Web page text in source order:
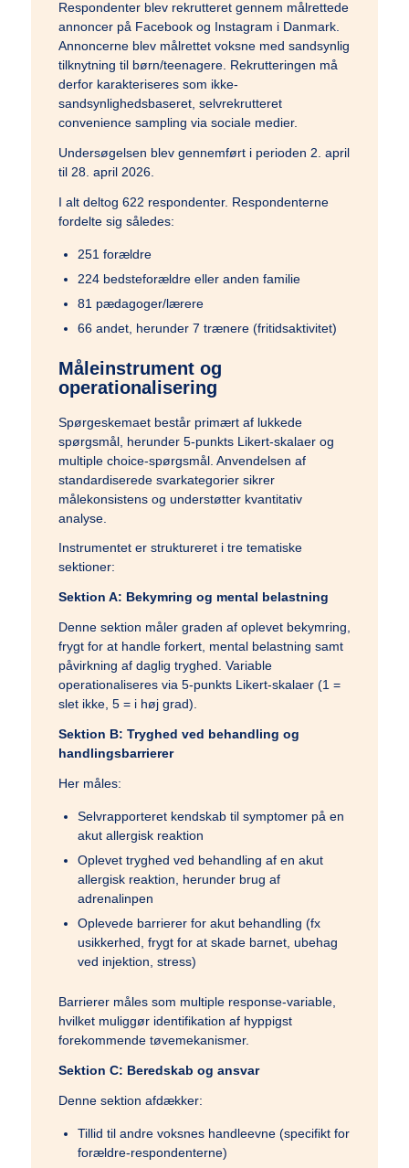
Respondenter blev rekrutteret gennem målrettede
annoncer på Facebook og Instagram i Danmark.
Annoncerne blev målrettet voksne med sandsynlig
tilknytning til børn/teenagere. Rekrutteringen må
derfor karakteriseres som ikke-
sandsynlighedsbaseret, selvrekrutteret
convenience sampling via sociale medier.
Undersøgelsen blev gennemført i perioden 2. april
til 28. april 2026.
I alt deltog 622 respondenter. Respondenterne
fordelte sig således:
251 forældre
224 bedsteforældre eller anden familie
81 pædagoger/lærere
66 andet, herunder 7 trænere (fritidsaktivitet)
Måleinstrument og
operationalisering
Spørgeskemaet består primært af lukkede
spørgsmål, herunder 5-punkts Likert-skalaer og
multiple choice-spørgsmål. Anvendelsen af
standardiserede svarkategorier sikrer
målekonsistens og understøtter kvantitativ
analyse.
Instrumentet er struktureret i tre tematiske
sektioner:
Sektion A: Bekymring og mental belastning
Denne sektion måler graden af oplevet bekymring,
frygt for at handle forkert, mental belastning samt
påvirkning af daglig tryghed. Variable
operationaliseres via 5-punkts Likert-skalaer (1 =
slet ikke, 5 = i høj grad).
Sektion B: Tryghed ved behandling og
handlingsbarrierer
Her måles:
Selvrapporteret kendskab til symptomer på en
akut allergisk reaktion
Oplevet tryghed ved behandling af en akut
allergisk reaktion, herunder brug af
adrenalinpen
Oplevede barrierer for akut behandling (fx
usikkerhed, frygt for at skade barnet, ubehag
ved injektion, stress)
Barrierer måles som multiple response-variable,
hvilket muliggør identifikation af hyppigst
forekommende tøvemekanismer.
Sektion C: Beredskab og ansvar
Denne sektion afdækker:
Tillid til andre voksnes handleevne (specifikt for
forældre-respondenterne)